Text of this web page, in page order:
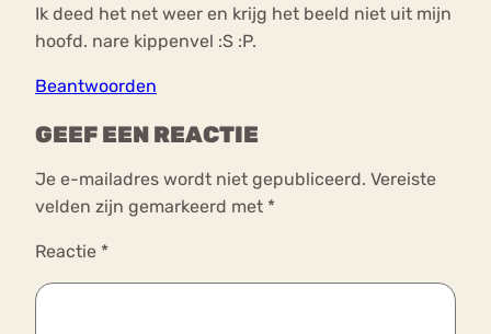
Ik deed het net weer en krijg het beeld niet uit mijn
hoofd. nare kippenvel :S :P.
Beantwoorden
GEEF EEN REACTIE
Je e-mailadres wordt niet gepubliceerd. Vereiste
velden zijn gemarkeerd met *
Reactie *